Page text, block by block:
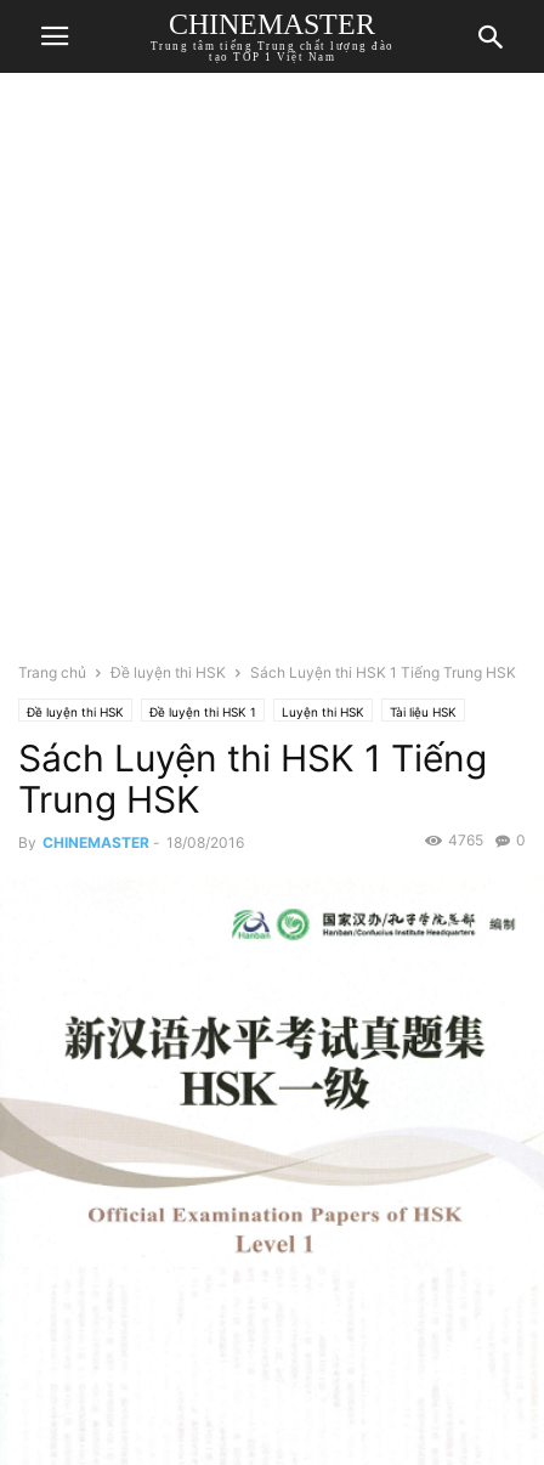
CHINEMASTER
Trung tâm tiếng Trung chất lượng đào
tạo TOP 1 Việt Nam
Trang chủ Đề luyện thi HSK Sách Luyện thi HSK 1 Tiếng Trung HSK
Đề luyện thi HSK Đề luyện thi HSK 1 Luyện thi HSK Tài liệu HSK
Tài liệu HSK 1
Sách Luyện thi HSK 1 Tiếng
Trung HSK
By CHINEMASTER - 18/08/2016 0
4765